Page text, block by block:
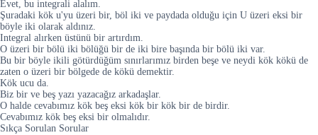
Evet, bu integrali alalım.
Şuradaki kök u'yu üzeri bir, böl iki ve paydada olduğu için U üzeri eksi bir
böyle iki olarak aldınız.
Integral alırken üstünü bir artırdım.
O üzeri bir bölü iki bölüğü bir de iki bire başında bir bölü iki var.
Bu bir böyle ikili götürdüğüm sınırlarımız birden beşe ve neydi kök kökü de
zaten o üzeri bir bölgede de kökü demektir.
Kök ucu da.
Biz bir ve beş yazı yazacağız arkadaşlar.
O halde cevabımız kök beş eksi kök bir kök bir de birdir.
Cevabımız kök beş eksi bir olmalıdır.
Sıkça Sorulan Sorular